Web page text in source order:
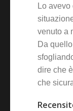
Lo
venuto a
Da
dire che
che